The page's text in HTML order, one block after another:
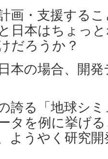
画・支援する
日本はちょっ
だろうか？
本の場合、開
誇る「地球シ
タを例に挙げ
ようやく研究